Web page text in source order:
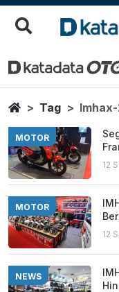
Imhax
Berita
HomeTag
MOTOR
12
MOTOR
12
NEWS